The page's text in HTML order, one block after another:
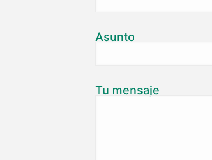
Asunto
Tu mensaje